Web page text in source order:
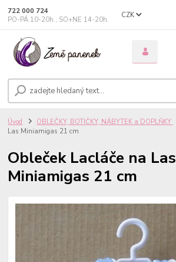
CZK
722 000 724
PO-PÁ 10-20h., SO+NE 14-20h.
Úvod OBLEČKY, BOTIČKY, NÁBYTEK a DOPLŇKY
Las Miniamigas 21 cm
Obleček Lacláče na Las
Miniamigas 21 cm